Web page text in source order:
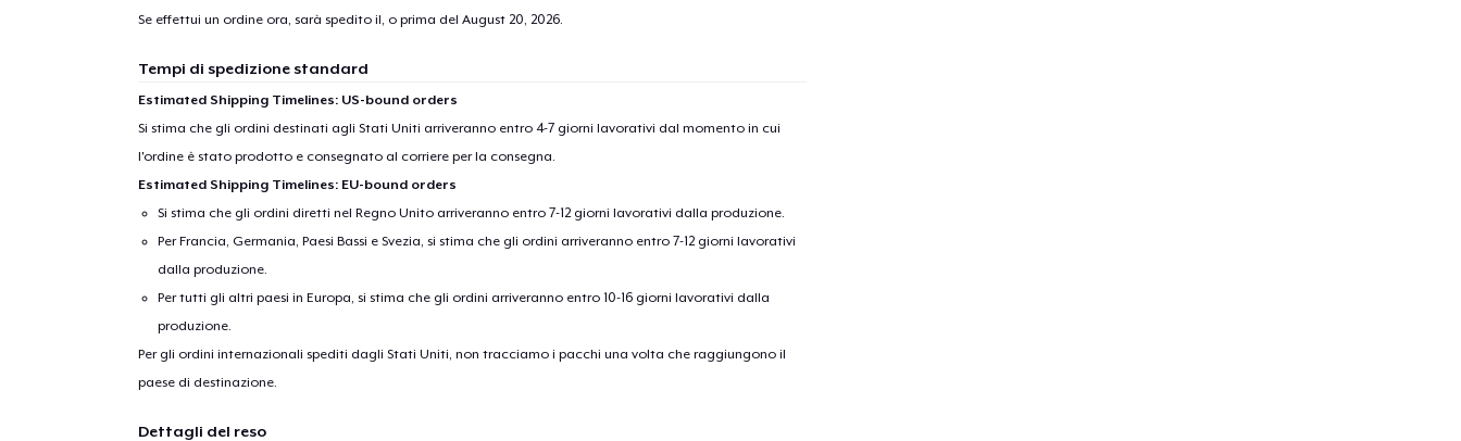
Se effettui un ordine ora, sarà spedito il, o prima del August 20, 2026.
Tempi di spedizione standard
Estimated Shipping Timelines: US-bound orders
Si stima che gli ordini destinati agli Stati Uniti arriveranno entro 4-7 giorni lavorativi dal momento in cui
l'ordine è stato prodotto e consegnato al corriere per la consegna.
Estimated Shipping Timelines: EU-bound orders
Si stima che gli ordini diretti nel Regno Unito arriveranno entro 7-12 giorni lavorativi dalla produzione.
Per Francia, Germania, Paesi Bassi e Svezia, si stima che gli ordini arriveranno entro 7-12 giorni lavorativi
dalla produzione.
Per tutti gli altri paesi in Europa, si stima che gli ordini arriveranno entro 10-16 giorni lavorativi dalla
produzione.
Per gli ordini internazionali spediti dagli Stati Uniti, non tracciamo i pacchi una volta che raggiungono il
paese di destinazione.
Dettagli del reso